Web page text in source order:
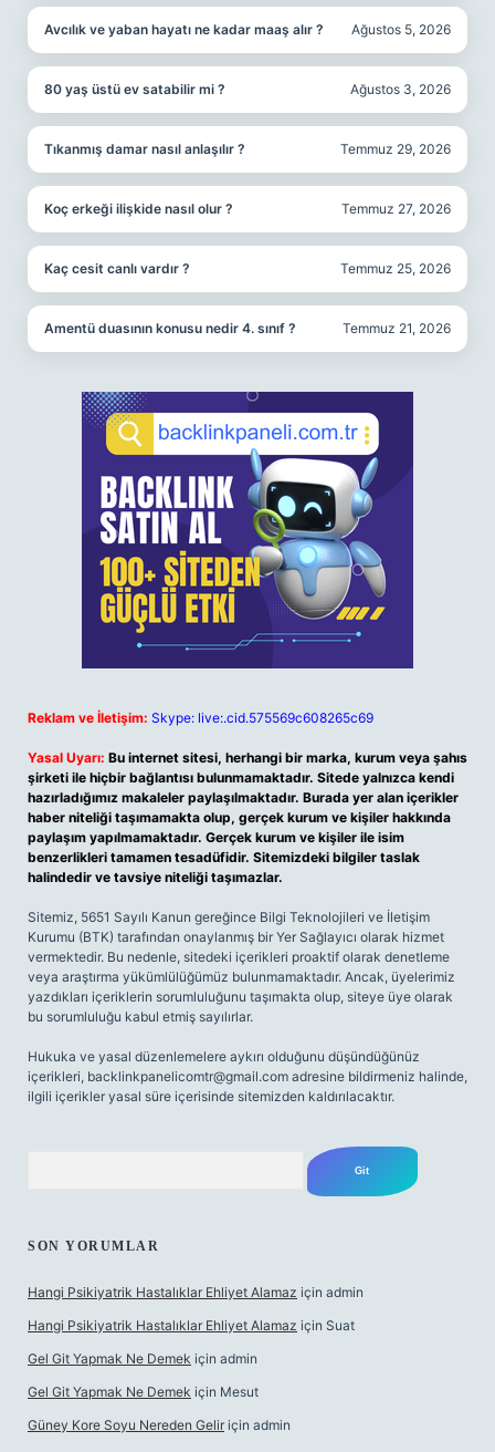
Avcılık ve yaban hayatı ne kadar maaş alır ? Ağustos 5, 2026
80 yaş üstü ev satabilir mi ? Ağustos 3, 2026
Tıkanmış damar nasıl anlaşılır ? Temmuz 29, 2026
Koç erkeği ilişkide nasıl olur ? Temmuz 27, 2026
Kaç cesit canlı vardır ? Temmuz 25, 2026
Amentü duasının konusu nedir 4. sınıf ? Temmuz 21, 2026
Reklam ve İletişim: Skype: live:.cid.575569c608265c69
Yasal Uyarı: Bu internet sitesi, herhangi bir marka, kurum veya şahıs
şirketi ile hiçbir bağlantısı bulunmamaktadır. Sitede yalnızca kendi
hazırladığımız makaleler paylaşılmaktadır. Burada yer alan içerikler
haber niteliği taşımamakta olup, gerçek kurum ve kişiler hakkında
paylaşım yapılmamaktadır. Gerçek kurum ve kişiler ile isim
benzerlikleri tamamen tesadüfidir. Sitemizdeki bilgiler taslak
halindedir ve tavsiye niteliği taşımazlar.
Sitemiz, 5651 Sayılı Kanun gereğince Bilgi Teknolojileri ve İletişim
Kurumu (BTK) tarafından onaylanmış bir Yer Sağlayıcı olarak hizmet
vermektedir. Bu nedenle, sitedeki içerikleri proaktif olarak denetleme
veya araştırma yükümlülüğümüz bulunmamaktadır. Ancak, üyelerimiz
yazdıkları içeriklerin sorumluluğunu taşımakta olup, siteye üye olarak
bu sorumluluğu kabul etmiş sayılırlar.
Hukuka ve yasal düzenlemelere aykırı olduğunu düşündüğünüz
içerikleri, backlinkpanelicomtr@gmail.com adresine bildirmeniz halinde,
ilgili içerikler yasal süre içerisinde sitemizden kaldırılacaktır.
SON YORUMLAR
Hangi Psikiyatrik Hastalıklar Ehliyet Alamaz için admin
Hangi Psikiyatrik Hastalıklar Ehliyet Alamaz için Suat
Gel Git Yapmak Ne Demek için admin
Gel Git Yapmak Ne Demek için Mesut
Güney Kore Soyu Nereden Gelir için admin